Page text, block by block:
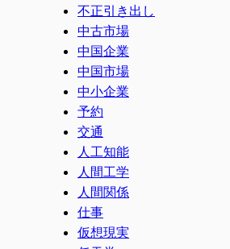
不正引き出し
中古市場
中国企業
中国市場
中小企業
予約
交通
人工知能
人間工学
人間関係
仕事
仮想現実